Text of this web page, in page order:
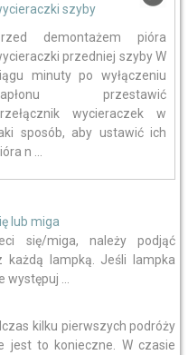
szyby
demontażem pióra
przedniej szyby W
minuty po wyłączeniu
przestawić
wycieraczek w
sposób, aby ustawić ich
n ...
lub miga
się/miga, należy podjąć
każdą lampką. Jeśli lampka
...
kilku pierwszych podróży
jest to konieczne. W czasie